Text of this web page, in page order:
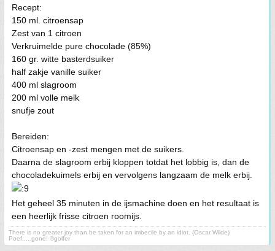
Recept:
150 ml. citroensap
Zest van 1 citroen
Verkruimelde pure chocolade (85%)
160 gr. witte basterdsuiker
half zakje vanille suiker
400 ml slagroom
200 ml volle melk
snufje zout
Bereiden:
Citroensap en -zest mengen met de suikers.
Daarna de slagroom erbij kloppen totdat het lobbig is, dan de
chocoladekuimels erbij en vervolgens langzaam de melk erbij.
Het geheel 35 minuten in de ijsmachine doen en het resultaat is
een heerlijk frisse citroen roomijs.
There is no greater joy than be taken for an imbecile by an idiot. (Oscar Wilde)
Poef.....gone! ©golfer